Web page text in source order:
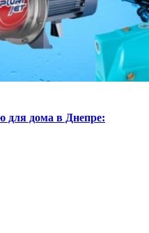
для дома в Днепре: